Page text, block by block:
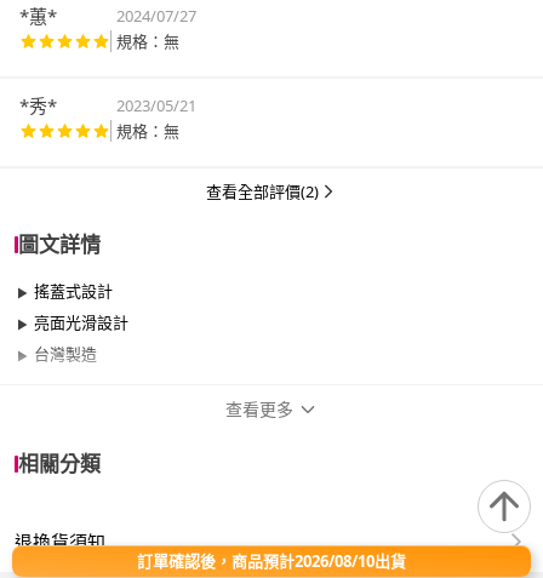
*蕙*
2024/07/27
規格：無
*秀*
2023/05/21
規格：無
查看全部評價(2)
圖文詳情
搖蓋式設計
亮面光滑設計
台灣製造
類型 有蓋
查看更多
相關分類
退換貨須知
訂單確認後，商品預計2026/08/10出貨